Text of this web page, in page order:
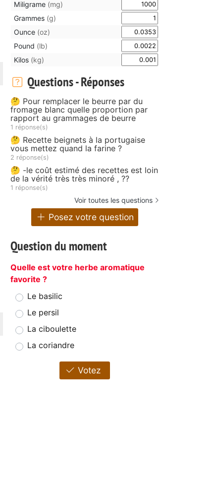
Miligrame (mg)
Grammes (g)
Ounce (oz)
Pound (lb)
Kilos (kg)
Questions - Réponses
🤔 Pour remplacer le beurre par du
fromage blanc quelle proportion par
rapport au grammages de beurre
1 réponse(s)
🤔 Recette beignets à la portugaise
vous mettez quand la farine ?
2 réponse(s)
🤔 -le coût estimé des recettes est loin
de la vérité très très minoré , ??
1 réponse(s)
Voir toutes les questions
Posez votre question
Question du moment
Quelle est votre herbe aromatique
favorite ?
Le basilic
Le persil
La ciboulette
La coriandre
Votez